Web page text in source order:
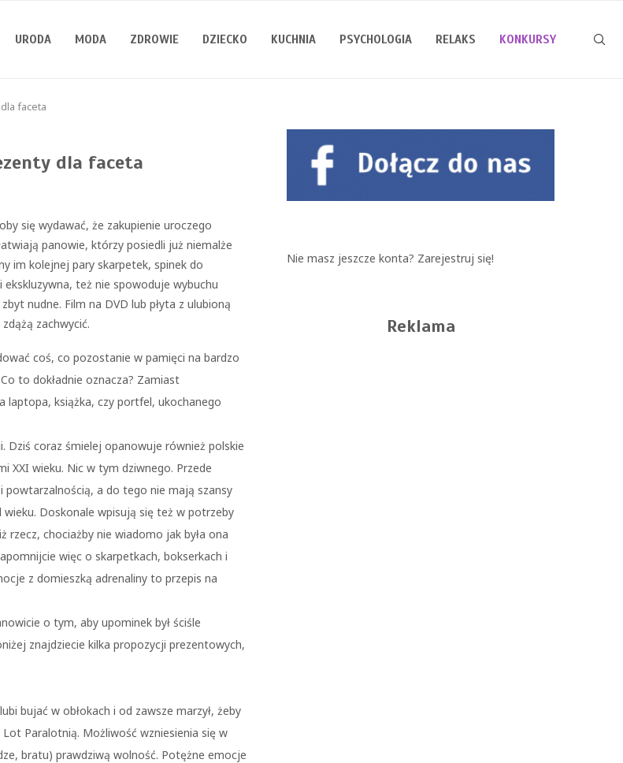
URODA MODA ZDROWIE DZIECKO KUCHNIA PSYCHOLOGIA RELAKS KONKURSY
faceta
dla faceta
się wydawać, że zakupienie uroczego
panowie, którzy posiedli już niemalże
im kolejnej pary skarpetek, spinek do
też nie spowoduje wybuchu
nudne. Film na DVD lub płyta z ulubioną
zachwycić.
coś, co pozostanie w pamięci na bardzo
to dokładnie oznacza? Zamiast
laptopa, książka, czy portfel, ukochanego
Dziś coraz śmielej opanowuje również polskie
XXI wieku. Nic w tym dziwnego. Przede
powtarzalnością, a do tego nie mają szansy
Doskonale wpisują się też w potrzeby
rzecz, chociażby nie wiadomo jak była ona
więc o skarpetkach, bokserkach i
z domieszką adrenaliny to przepis na
o tym, aby upominek był ściśle
znajdziecie kilka propozycji prezentowych,
bujać w obłokach i od zawsze marzył, żeby
Paralotnią. Możliwość wzniesienia się w
bratu) prawdziwą wolność. Potężne emocje
Nie masz jeszcze konta? Zarejestruj się!
Reklama